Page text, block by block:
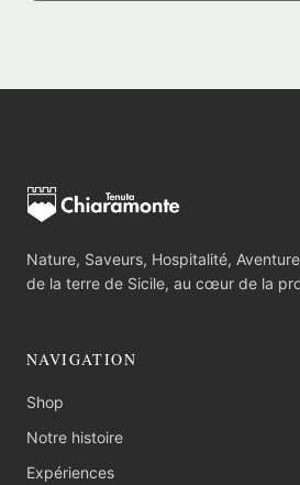
Nature, Saveurs, Hospitalité,
de la terre de Sicile, au cœur de la
NAVIGATION
Shop
Notre histoire
Expériences